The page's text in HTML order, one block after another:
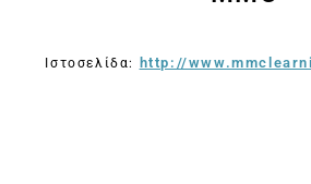
Ιστοσελίδα: http://